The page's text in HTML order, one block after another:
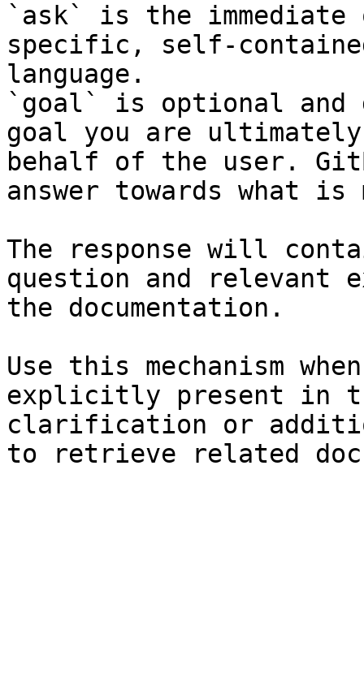
`ask` is the
specific, self-
language.
`goal` is optional and
goal you are
behalf of the user.
answer towards what
The response will
question and relevant
the documentation.
Use this mechanism
explicitly present in
clarification or